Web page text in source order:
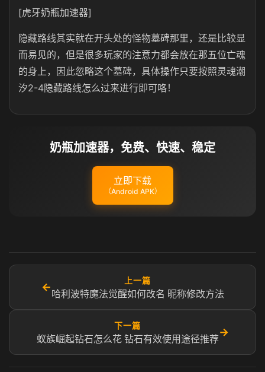
[虎牙奶瓶加速器]
隐藏路线其实就在开头处的怪物墓碑那里，还是比较显
而易见的，但是很多玩家的注意力都会放在那五位亡魂
的身上，因此忽略这个墓碑，具体操作只要按照灵魂潮
汐2-4隐藏路线怎么过来进行即可咯！
奶瓶加速器，免费、快速、稳定
立即下载
（Android APK）
←
上一篇
哈利波特魔法觉醒如何改名 昵称修改方法
下一篇
蚁族崛起钻石怎么花 钻石有效使用途径推荐
→